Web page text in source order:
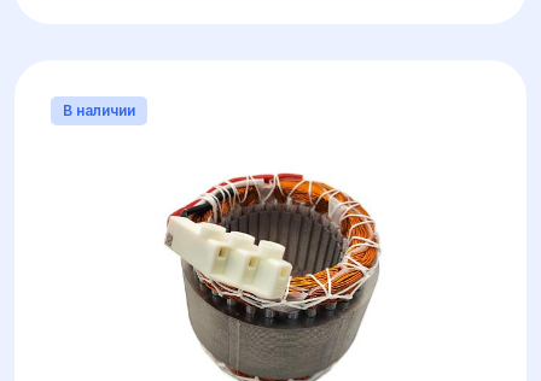
В наличии